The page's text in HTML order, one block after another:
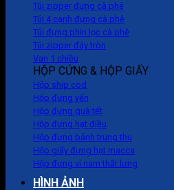
Túi zipper đựng cà phê
Túi 4 cạnh đựng cà phê
Túi đựng phin lọc cà phê
Túi zipper đáy tròn
Van 1 chiều
HỘP CỨNG & HỘP GIẤY
Hộp ship cod
Hộp đựng yến
Hộp đựng quà tết
Hộp đựng hạt điều
Hộp đựng bánh trung thu
Hộp giấy đựng hạt macca
Hộp đựng ví nam thắt lưng
HÌNH ẢNH